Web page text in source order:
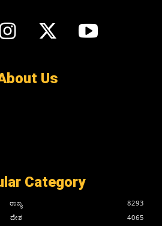
Us
Category
ರಾಜ್ಯ
8293
ದೇಶ
4065